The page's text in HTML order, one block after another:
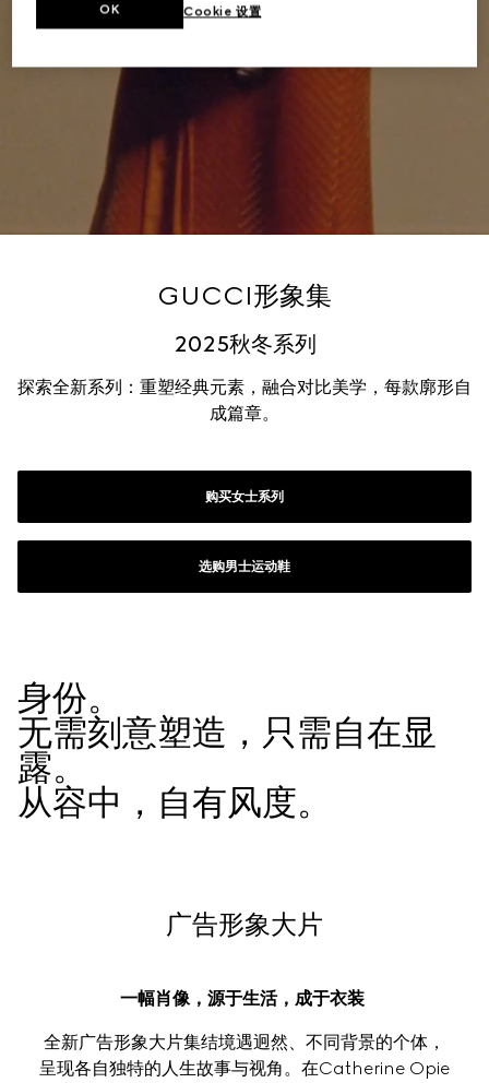
GUCCI形象集
2025秋冬系列
探索全新系列：重塑经典元素，融合对比美学，每款廓形自
成篇章。
购买女士系列
选购男士运动鞋
身份。
无需刻意塑造，只需自在显
露。
从容中，自有风度。
广告形象大片
一幅肖像，源于生活，成于衣装
全新广告形象大片集结境遇迥然、不同背景的个体，
呈现各自独特的人生故事与视角。在Catherine Opie
Cookie 设置
OK